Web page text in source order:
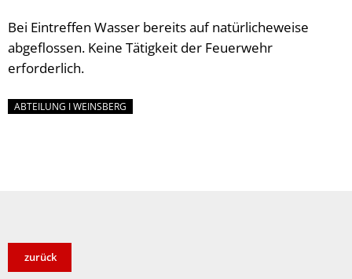
Bei Eintreffen Wasser bereits auf natürlicheweise
abgeflossen. Keine Tätigkeit der Feuerwehr
erforderlich.
ABTEILUNG I WEINSBERG
zurück